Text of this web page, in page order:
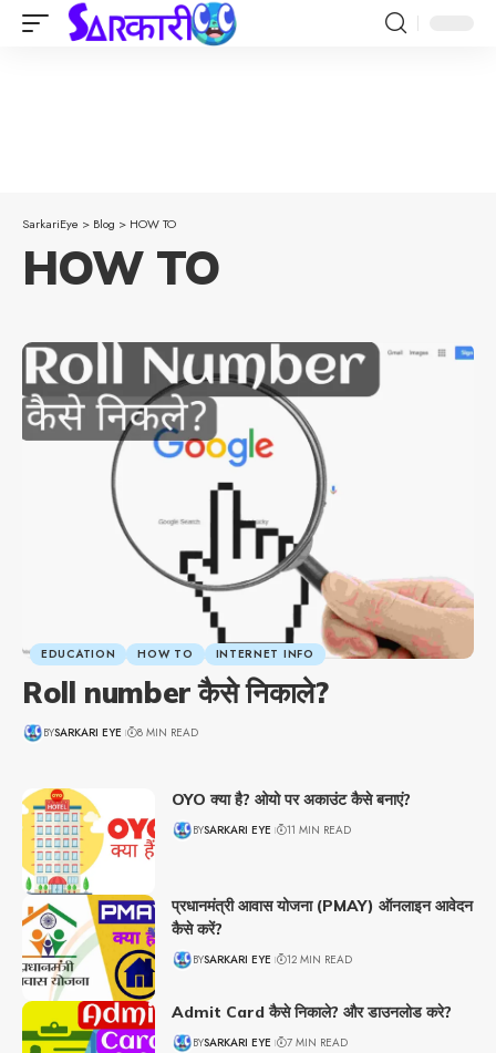
SarkariEye > Blog > HOW TO
HOW TO
EDUCATION HOW TO INTERNET INFO
Roll number कैसे निकाले?
BYSARKARI EYE 8 MIN READ
OYO क्या है? ओयो पर अकाउंट कैसे बनाएं?
BYSARKARI EYE 11 MIN READ
प्रधानमंत्री आवास योजना (PMAY) ऑनलाइन आवेदन
कैसे करें?
BYSARKARI EYE 12 MIN READ
Admit Card कैसे निकाले? और डाउनलोड करे?
BYSARKARI EYE 7 MIN READ